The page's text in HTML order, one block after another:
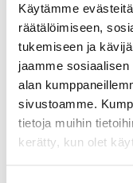
Käytämme
räätälöimiseen,
tukemiseen ja
jaamme
alan
sivustoamme.
tietoja muihin
kerätty, kun olet